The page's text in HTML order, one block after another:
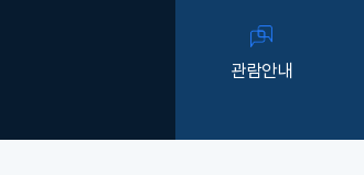
관람안내